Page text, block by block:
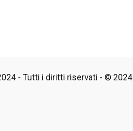
- Tutti i diritti riservati - © 2024